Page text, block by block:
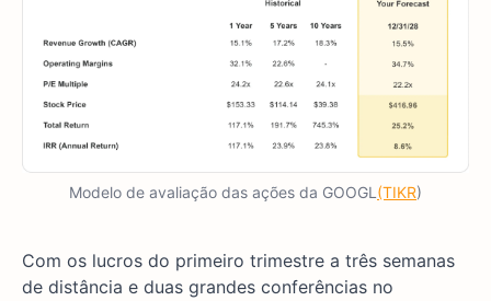
Modelo de avaliação das ações da GOOGL (TIKR)
Com os lucros do primeiro trimestre a três semanas
de distância e duas grandes conferências no